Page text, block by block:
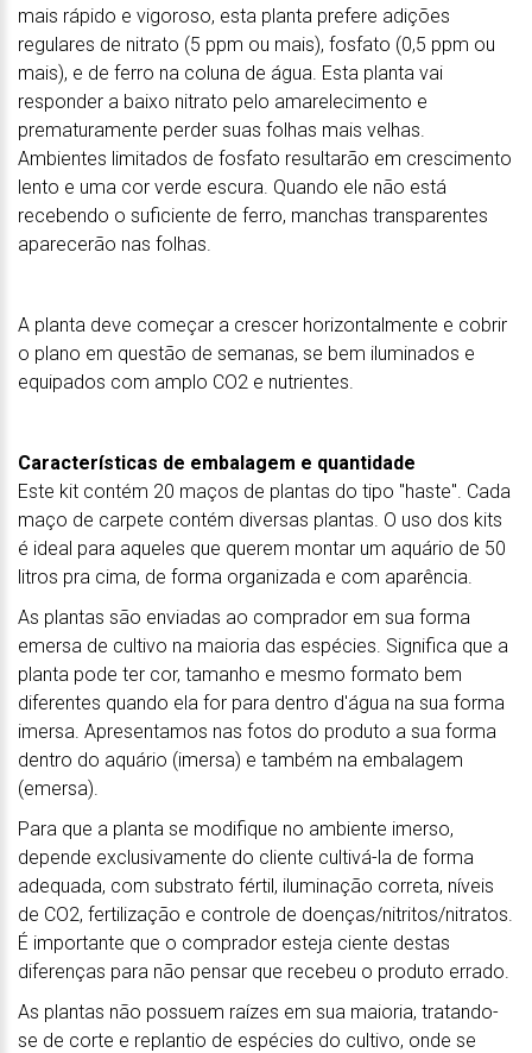
mais rápido e vigoroso, esta planta prefere adições
regulares de nitrato (5 ppm ou mais), fosfato (0,5 ppm ou
mais), e de ferro na coluna de água. Esta planta vai
responder a baixo nitrato pelo amarelecimento e
prematuramente perder suas folhas mais velhas.
Ambientes limitados de fosfato resultarão em crescimento
lento e uma cor verde escura. Quando ele não está
recebendo o suficiente de ferro, manchas transparentes
aparecerão nas folhas.
A planta deve começar a crescer horizontalmente e cobrir
o plano em questão de semanas, se bem iluminados e
equipados com amplo CO2 e nutrientes.
Características de embalagem e quantidade
Este kit contém 20 maços de plantas do tipo "haste". Cada
maço de carpete contém diversas plantas. O uso dos kits
é ideal para aqueles que querem montar um aquário de 50
litros pra cima, de forma organizada e com aparência.
As plantas são enviadas ao comprador em sua forma
emersa de cultivo na maioria das espécies. Significa que a
planta pode ter cor, tamanho e mesmo formato bem
diferentes quando ela for para dentro d'água na sua forma
imersa. Apresentamos nas fotos do produto a sua forma
dentro do aquário (imersa) e também na embalagem
(emersa).
Para que a planta se modifique no ambiente imerso,
depende exclusivamente do cliente cultivá-la de forma
adequada, com substrato fértil, iluminação correta, níveis
de CO2, fertilização e controle de doenças/nitritos/nitratos.
É importante que o comprador esteja ciente destas
diferenças para não pensar que recebeu o produto errado.
As plantas não possuem raízes em sua maioria, tratando-
se de corte e replantio de espécies do cultivo, onde se